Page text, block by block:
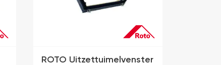
ROTO Uitzettuimelvenster